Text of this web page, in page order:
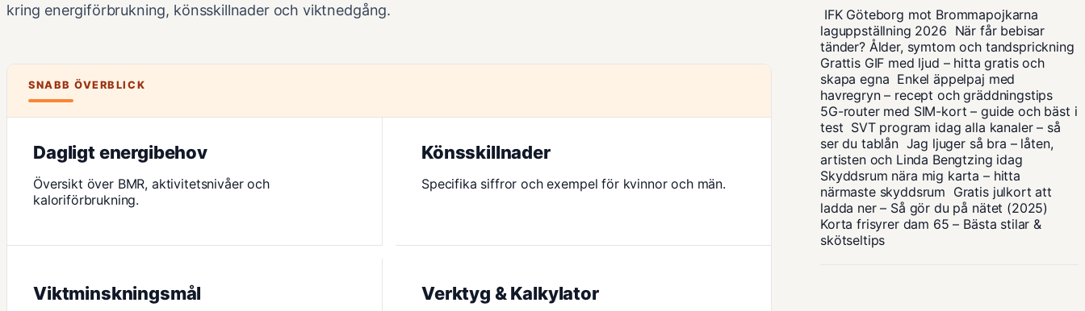
kring energiförbrukning, könsskillnader och viktnedgång.
SNABB ÖVERBLICK
Dagligt energibehov
Översikt över BMR, aktivitetsnivåer och
kaloriförbrukning.
Könsskillnader
Specifika siffror och exempel för kvinnor och män.
Viktminskningsmål Verktyg & Kalkylator
IFK Göteborg mot Brommapojkarna
laguppställning 2026 När får bebisar
tänder? Ålder, symtom och tandsprickning
Grattis GIF med ljud – hitta gratis och
skapa egna Enkel äppelpaj med
havregryn – recept och gräddningstips
5G-router med SIM-kort – guide och bäst i
test SVT program idag alla kanaler – så
ser du tablån Jag ljuger så bra – låten,
artisten och Linda Bengtzing idag
Skyddsrum nära mig karta – hitta
närmaste skyddsrum Gratis julkort att
ladda ner – Så gör du på nätet (2025)
Korta frisyrer dam 65 – Bästa stilar &
skötseltips